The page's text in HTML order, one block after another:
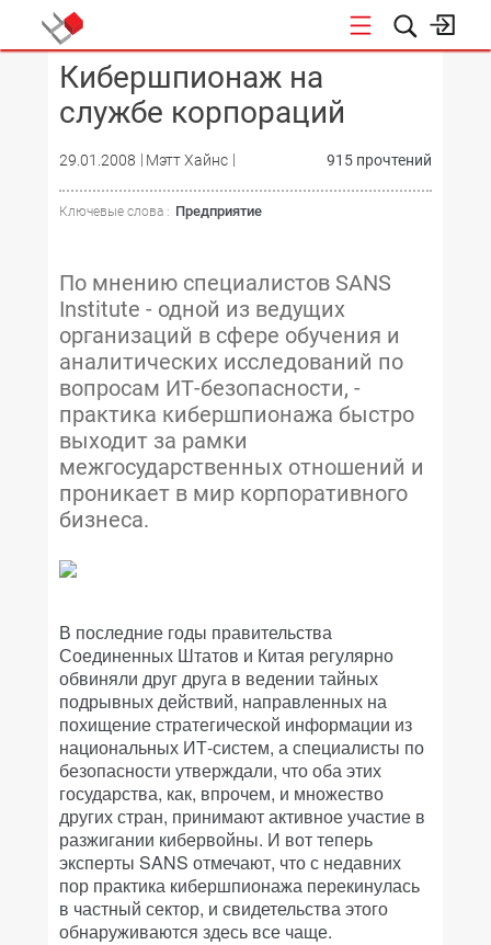
КОНФЕРЕНЦИИ
Кибершпионаж на
службе корпораций
29.01.2008 Мэтт Хайнс 915 прочтений
Ключевые слова : Предприятие
По мнению специалистов SANS
Institute - одной из ведущих
организаций в сфере обучения и
аналитических исследований по
вопросам ИТ-безопасности, -
практика кибершпионажа быстро
выходит за рамки
межгосударственных отношений и
проникает в мир корпоративного
бизнеса.
В последние годы правительства
Соединенных Штатов и Китая регулярно
обвиняли друг друга в ведении тайных
подрывных действий, направленных на
похищение стратегической информации из
национальных ИТ-систем, а специалисты по
безопасности утверждали, что оба этих
государства, как, впрочем, и множество
других стран, принимают активное участие в
разжигании кибервойны. И вот теперь
эксперты SANS отмечают, что с недавних
пор практика кибершпионажа перекинулась
в частный сектор, и свидетельства этого
обнаруживаются здесь все чаще.